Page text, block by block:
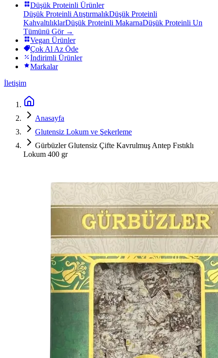
Düşük Proteinli Ürünler
Düşük Proteinli AtıştırmalıkDüşük Proteinli
KahvaltılıklarDüşük Proteinli MakarnaDüşük Proteinli Un
Tümünü Gör →
Vegan Ürünler
Çok Al Az Öde
İndirimli Ürünler
Markalar
İletişim
Anasayfa
Glutensiz Lokum ve Şekerleme
Gürbüzler Glutensiz Çifte Kavrulmuş Antep Fıstıklı
Lokum 400 gr